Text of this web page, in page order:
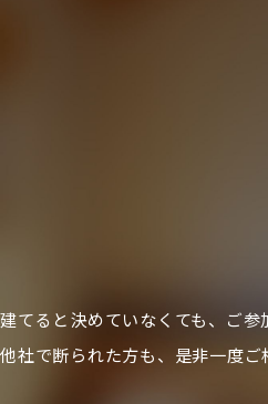
建てると決めていなくても、ご参
他社で断られた方も、是非一度ご